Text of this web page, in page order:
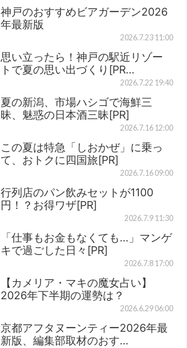
神戸のおすすめビアガーデン2026
年最新版
2026.7.23 11:00
思い立ったら！神戸の駅近リゾー
トで夏の思い出づくり[PR…
2026.7.22 19:40
夏の新潟、市場ハシゴで海鮮三
昧、魅惑の日本酒三昧[PR]
2026.7.16 12:00
この夏は特急「しおかぜ」に乗っ
て、おトクに四国旅[PR]
2026.7.16 09:00
行列店のパン飲みセットが1100
円！？お得ワザ[PR]
2026.7.9 11:30
「仕事もお金もなくても…」マンゲ
キで過ごした日々[PR]
2026.7.8 17:00
【カメリア・マキの魔女占い】
2026年下半期の運勢は？
2026.6.29 06:00
京都アフタヌーンティー2026年最
新版、編集部取材のおす…